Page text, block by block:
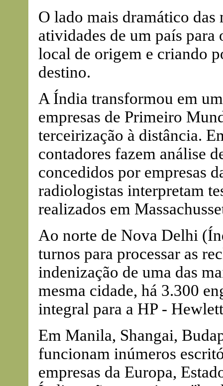
O lado mais dramático das
atividades de um país
local de origem e criando
destino.
A Índia transformou em
empresas de Primeiro
terceirização à distância.
contadores fazem análise
concedidos por empresas
radiologistas interpretam
realizados em
Ao norte de Nova Delhi
turnos para processar as
indenização de uma das
mesma cidade, há 3.300
integral para a HP -
Em Manila, Shangai,
funcionam inúmeros
empresas da Europa,